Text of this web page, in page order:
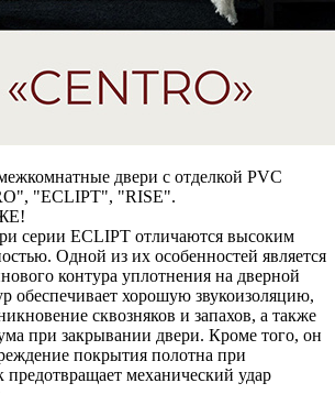
двери с отделкой PVC
"ECLIPT", "RISE".
серии ECLIPT отличаются высоким
Одной из их особенностей является
контура уплотнения на дверной
обеспечивает хорошую звукоизоляцию,
сквозняков и запахов, а также
при закрывании двери. Кроме того, он
покрытия полотна при
предотвращает механический удар